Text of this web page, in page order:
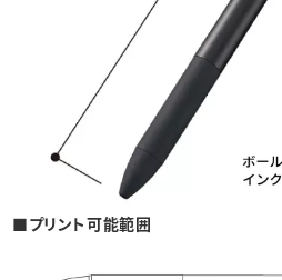
■プリント可能範囲